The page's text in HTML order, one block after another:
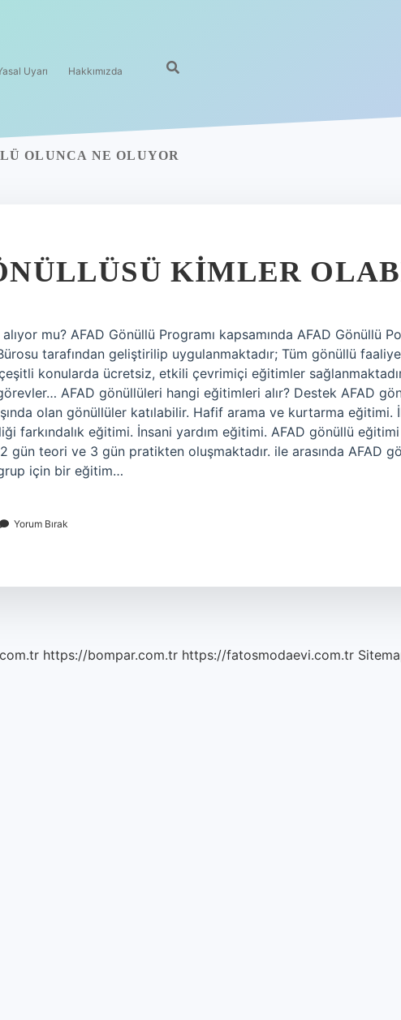
Uyarı Hakkımızda
OLUNCA NE OLUYOR
KIMLER
mu? AFAD Gönüllü Programı kapsamında AFAD Gönüllü
tarafından geliştirilip uygulanmaktadır; Tüm gönüllü
konularda ücretsiz, etkili çevrimiçi eğitimler
AFAD gönüllüleri hangi eğitimleri alır? Destek AFAD
olan gönüllüler katılabilir. Hafif arama ve kurtarma eğitimi.
farkındalık eğitimi. İnsani yardım eğitimi. AFAD gönüllü
gün teori ve 3 gün pratikten oluşmaktadır. ile arasında AFAD
için bir eğitim…
Yorum Bırak
https://bompar.com.tr https://fatosmodaevi.com.tr